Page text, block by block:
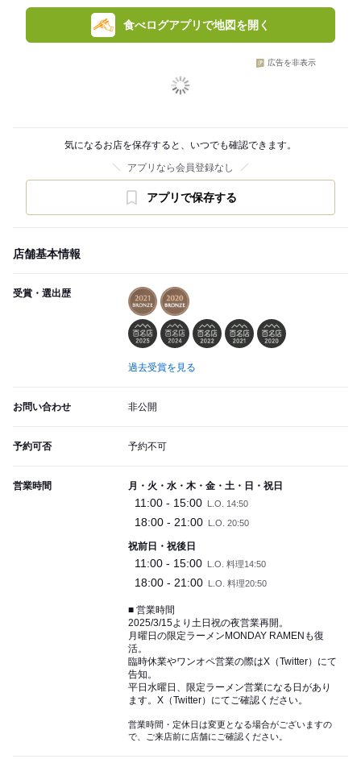
食べログアプリで地図を開く
広告を非表示
気になるお店を保存すると、いつでも確認できます。
アプリなら会員登録なし
アプリで保存する
店舗基本情報
受賞・選出歴
過去受賞を見る
お問い合わせ 非公開
予約可否 予約不可
営業時間 月・火・水・木・金・土・日・祝日
11:00 - 15:00 L.O. 14:50
18:00 - 21:00 L.O. 20:50
祝前日・祝後日
11:00 - 15:00 L.O. 料理14:50
18:00 - 21:00 L.O. 料理20:50
■ 営業時間
2025/3/15より土日祝の夜営業再開。
月曜日の限定ラーメンMONDAY RAMENも復
活。
臨時休業やワンオペ営業の際はX（Twitter）にて
告知。
平日水曜日、限定ラーメン営業になる日があり
ます。X（Twitter）にてご確認ください。
営業時間・定休日は変更となる場合がございますの
で、ご来店前に店舗にご確認ください。